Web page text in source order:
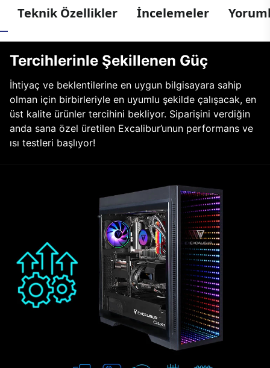
Teknik Özellikler İncelemeler
Tercihlerinle Şekillenen Güç
İhtiyaç ve beklentilerine en uygun bilgisayara sahip
olman için birbirleriyle en uyumlu şekilde çalışacak, en
üst kalite ürünler tercihini bekliyor. Siparişini verdiğin
anda sana özel üretilen Excalibur’unun performans ve
ısı testleri başlıyor!